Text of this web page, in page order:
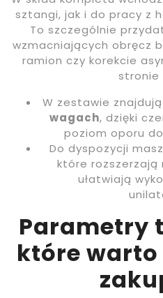
sztangi, jak i do pracy z
To szczególnie
wzmacniających obręcz
ramion czy korekcie
stronie
W zestawie
wagach, dzięki
poziom oporu
Do dyspozycji masz
które rozszerzają
ułatwiają
Parametry
które warto